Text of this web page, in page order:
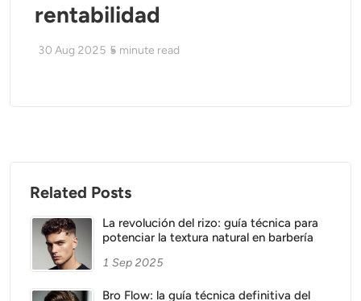
rentabilidad
30 Aug 2025 5 minute read
Related Posts
La revolución del rizo: guía técnica para
potenciar la textura natural en barbería
1 Sep 2025
Bro Flow: la guía técnica definitiva del